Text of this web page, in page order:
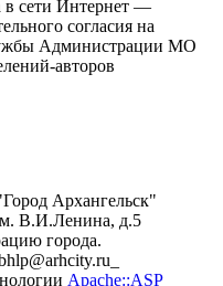
в сети Интернет —
согласия на
Администрации МО
авторов
Архангельск"
В.И.Ленина, д.5
города.
Apache::ASP